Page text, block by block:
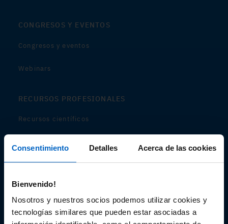
Consentimiento Detalles Acerca de las cookies
Bienvenido!
Nosotros y nuestros socios podemos utilizar cookies y
tecnologías similares que pueden estar asociadas a
CONGRESOS Y EVENTOS
Congresos y eventos
Webinars
RECURSOS PROFESIONALES
Recursos científicos
Audiovisual
Espacio de Información Médica